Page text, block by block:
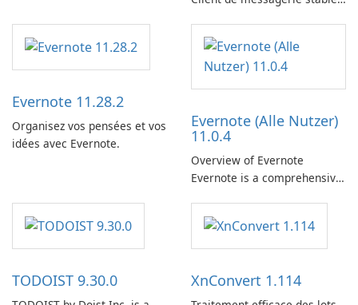
l’entreprise
Evernote 11.28.2
Organisez vos pensées et vos
idées avec Evernote.
Evernote (Alle Nutzer)
11.0.4
Overview of Evernote
Evernote is a comprehensive
software designed to help
users capture, organize, and
access information across
TODOIST 9.30.0 XnConvert 1.114